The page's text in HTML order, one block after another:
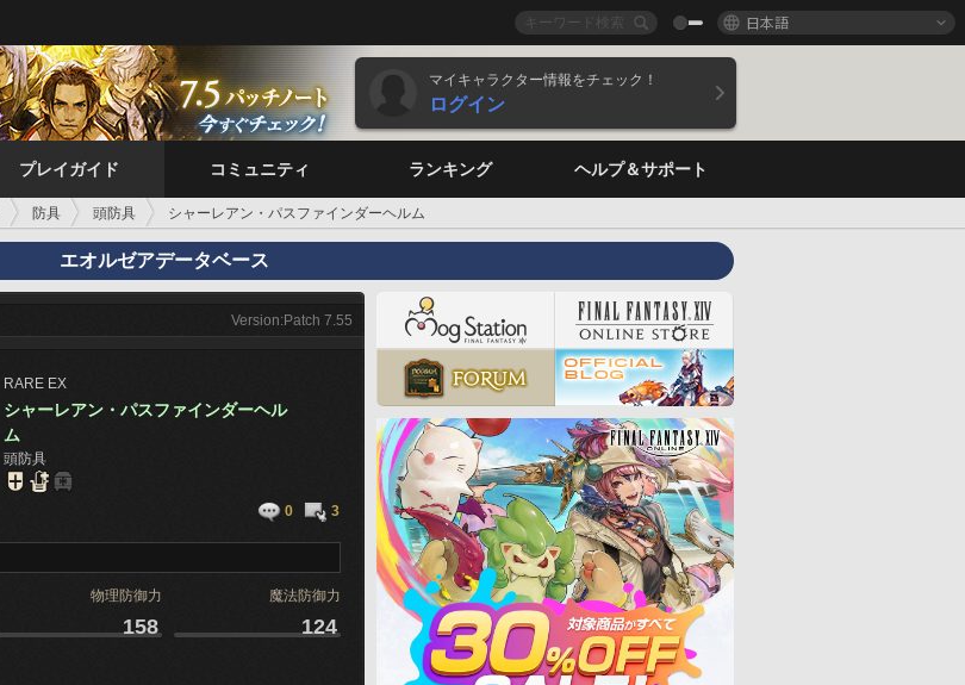
日本語
マイキャラクター情報をチェック！
ログイン
プレイガイド コミュニティ ランキング ヘルプ＆サポート
防具 頭防具 シャーレアン・パスファインダーヘルム
エオルゼアデータベース
Version:Patch 7.55
RARE EX
シャーレアン・パスファインダーヘル
ム
頭防具
0 3
物理防御力 魔法防御力
158 124